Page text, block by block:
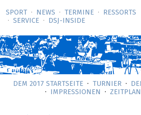
SPORT NEWS TERMINE
RESSORTS
SERVICE
DSJ-­INSIDE
DEM 2017 STARTSEITE TURNIER
IMPRESSIONEN
ZEITPLAN